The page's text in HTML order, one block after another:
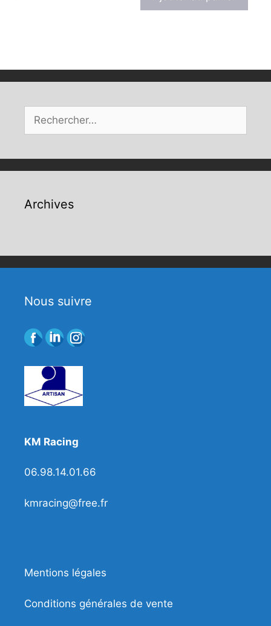
Archives
Nous suivre
KM Racing
06.98.14.01.66
kmracing@free.fr
Mentions légales
Conditions générales de vente